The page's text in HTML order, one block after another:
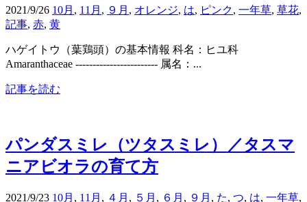
2021/9/26 10月 , 11月 , ９月 , オレンジ, は, ピンク, 一年草, 草花,
記事, 赤, 黄
ハゲイトウ（葉鶏頭）の基本情報 科名：ヒユ科
Amaranthaceae ------------------------ 属名：...
記事を読む
パンダスミレ（ツタスミレ）／タスマ
ニアビオラの育て方
2021/9/23 10月 , 11月 , ４月 , ５月 , ６月 , ９月 , た, つ, は, 一年草,